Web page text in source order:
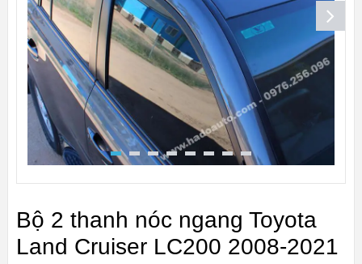
Bộ 2 thanh nóc ngang Toyota
Land Cruiser LC200 2008-2021